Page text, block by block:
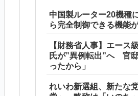
中国製ルーター20機
ら完全制御できる機能
【財務省人事】エース
氏が”異例転出”へ 官
ったから」
れいわ新選組、新たな